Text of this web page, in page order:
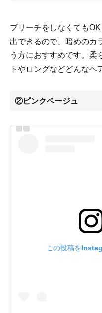
ブリーチをしなくても
出できるので、暗めのカ
う方におすすめです。柔
トやロングなどどんなヘ
②ピンクベージュ
この投稿を